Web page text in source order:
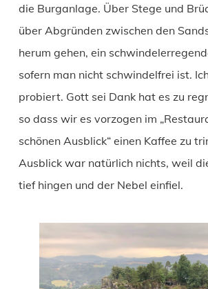
die Burganlage. Über Stege und
über Abgründen zwischen den
herum gehen, ein
sofern man nicht schwindelfrei ist.
probiert. Gott sei Dank hat es zu
so dass wir es vorzogen im
schönen Ausblick“ einen Kaffee zu
Ausblick war natürlich nichts, weil
tief hingen und der Nebel einfiel.